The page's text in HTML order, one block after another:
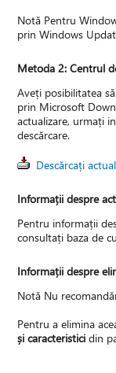
Notă Pentru
prin Windows
Metoda 2: Centrul
Aveți posibilitatea
prin Microsoft
actualizare, urmați
descărcare.
Descărcați
Informații despre
Pentru informații
consultați baza de
Informații despre
Notă Nu
Pentru a elimina
și caracteristici din